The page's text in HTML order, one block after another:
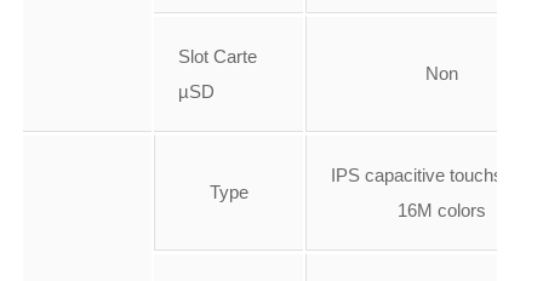
Slot Carte
µSD
Non
Type
IPS capacitive
16M colors